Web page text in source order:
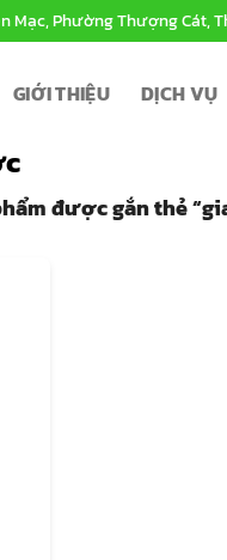
Mạc, Phường Thượng Cát,
GIỚI THIỆU DỊCH VỤ
được gắn thẻ